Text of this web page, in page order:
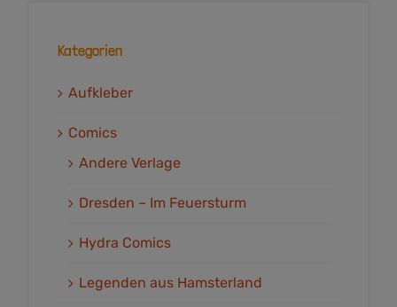
Kategorien
Aufkleber
Comics
Andere Verlage
Dresden – Im Feuersturm
Hydra Comics
Legenden aus Hamsterland